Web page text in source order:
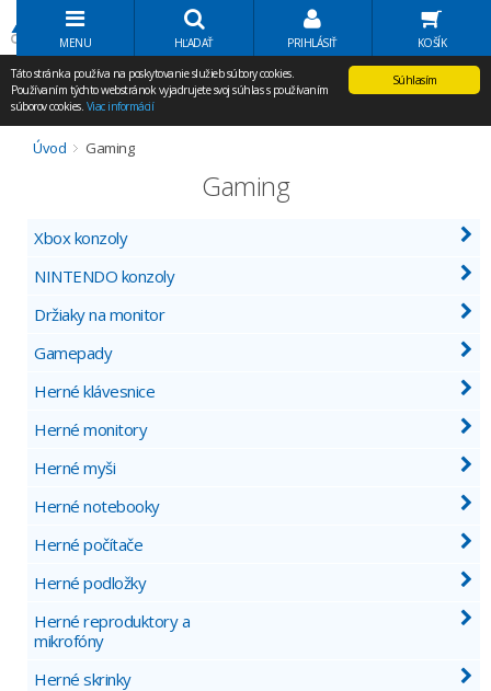
Volať Agem
MENU HĽADAŤ PRIHLÁSIŤ KOŠÍK
Súhlasím
Táto stránka používa na poskytovanie služieb súbory cookies.
Používaním týchto webstránok vyjadrujete svoj súhlas s používaním
súborov cookies. Viac informácií
Úvod Gaming
Gaming
Xbox konzoly
NINTENDO konzoly
Držiaky na monitor
Gamepady
Herné klávesnice
Herné monitory
Herné myši
Herné notebooky
Herné počítače
Herné podložky
Herné reproduktory a
mikrofóny
Herné skrinky